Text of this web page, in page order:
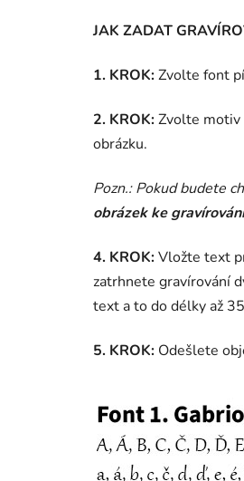
JAK ZADAT
1. KROK:Zvolte font
2. KROK:Zvolte motiv
obrázku.
Pozn.: Pokud budete
obrázek ke gravírování
4. KROK:Vložte text
zatrhnete gravírování
text a to do délky až
5. KROK: Odešlete